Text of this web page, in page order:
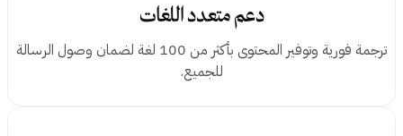
دعم متعدد اللغات
ترجمة فورية وتوفير المحتوى بأكثر من 100 لغة لضمان وصول الرسالة
للجميع.